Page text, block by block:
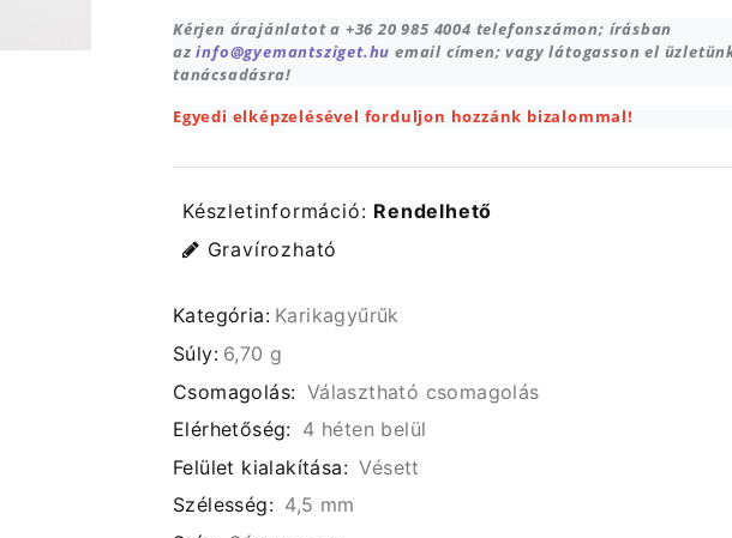
Kérjen árajánlatot a +36 20 985 4004 telefonszámon; írásban
azinfo@gyemantsziget.hu email címen; vagy látogasson el
tanácsadásra!
Egyedi elképzelésével forduljon hozzánk bizalommal!
Készletinformáció: Rendelhető
Gravírozható
Kategória: Karikagyűrűk
Súly: 6,70 g
Csomagolás: Választható csomagolás
Elérhetőség: 4 héten belül
Felület kialakítása: Vésett
Szélesség: 4,5 mm